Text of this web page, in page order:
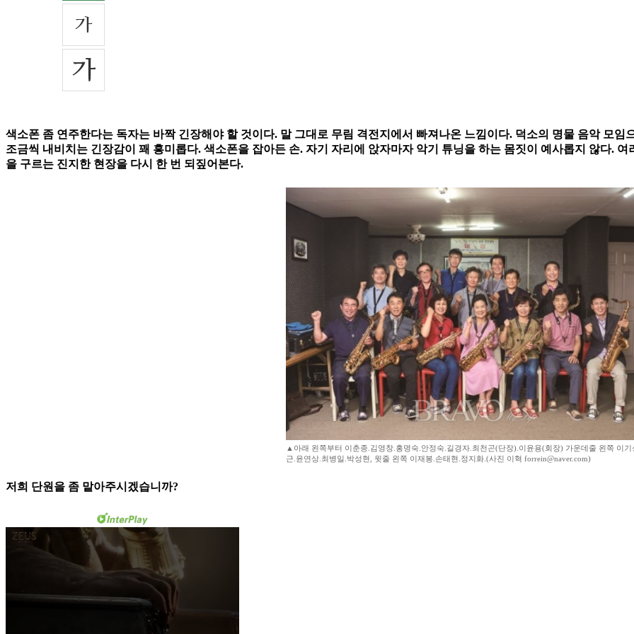
색소폰 좀 연주한다는 독자는 바짝 긴장해야 할 것이다. 말 그대로 무림 격전지에서 빠져나온 느낌이다. 덕소의 명물 음악 모임
조금씩 내비치는 긴장감이 꽤 흥미롭다. 색소폰을 잡아든 손. 자기 자리에 앉자마자 악기 튜닝을 하는 몸짓이 예사롭지 않다.
을 구르는 진지한 현장을 다시 한 번 되짚어본다.
▲아래 왼쪽부터 이춘종.김영창.홍명숙.안정숙.길경자.최천곤(단장).이윤용(회장) 가운데줄 왼쪽 이기
근.윤연상.최병일.박성현, 윗줄 왼쪽 이재봉.손태현.정지화.(사진 이혁 forrein@naver.com)
저희 단원을 좀 맡아주시겠습니까?